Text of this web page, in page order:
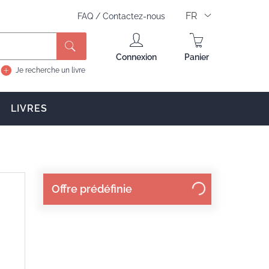
FAQ / Contactez-nous FR
Je recherche un livre
Connexion Panier
LIVRES
Offre prédéfinie